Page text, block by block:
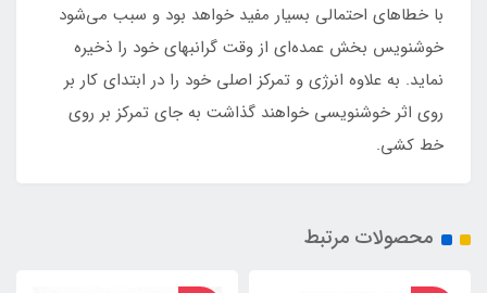
با خطاهای احتمالی بسیار مفید خواهد بود و سبب می‌شود
خوشنویس بخش عمده‌ای از وقت گرانبهای خود را ذخیره
نماید. به علاوه انرژی و تمرکز اصلی خود را در ابتدای کار بر
روی اثر خوشنویسی خواهند گذاشت به جای تمرکز بر روی
خط کشی.
محصولات مرتبط